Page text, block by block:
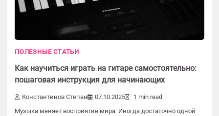
ПОЛЕЗНЫЕ СТАТЬИ
Как научиться играть на гитаре самостоятельно:
пошаговая инструкция для начинающих
Константинов Степан 07.10.2025
1 min read
Музыка меняет восприятие мира. Иногда достаточно одной